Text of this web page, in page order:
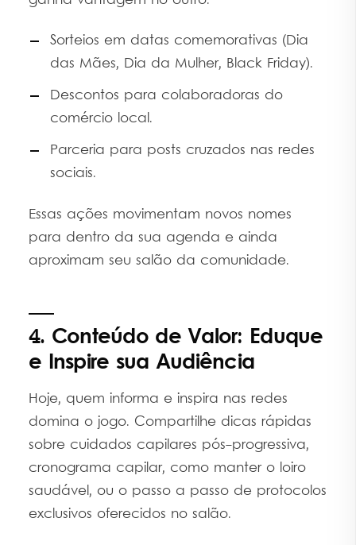
Sorteios em datas comemorativas (Dia
das Mães, Dia da Mulher, Black Friday).
Descontos para colaboradoras do
comércio local.
Parceria para posts cruzados nas redes
sociais.
Essas ações movimentam novos nomes
para dentro da sua agenda e ainda
aproximam seu salão da comunidade.
4. Conteúdo de Valor: Eduque
e Inspire sua Audiência
Hoje, quem informa e inspira nas redes
domina o jogo. Compartilhe dicas rápidas
sobre cuidados capilares pós-progressiva,
cronograma capilar, como manter o loiro
saudável, ou o passo a passo de protocolos
exclusivos oferecidos no salão.